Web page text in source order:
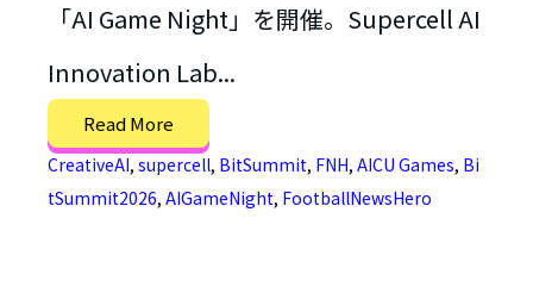
「AI Game Night」を開催。Supercell AI
Innovation Lab...
Read More
CreativeAI, supercell, BitSummit, FNH, AICU Games, Bi
tSummit2026, AIGameNight, FootballNewsHero